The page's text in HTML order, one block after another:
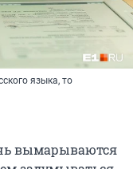
языка, то
вымарываются